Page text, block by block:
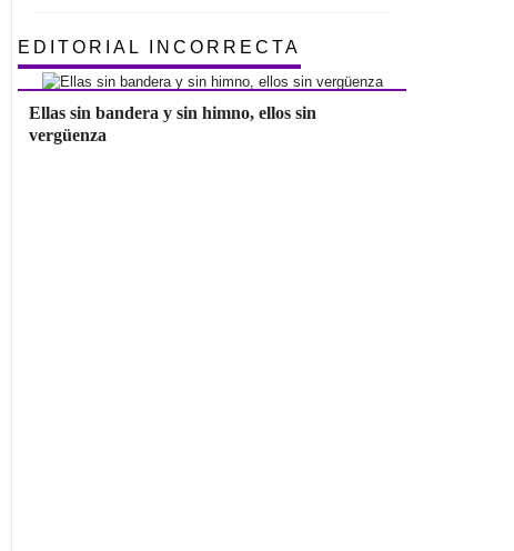
EDITORIAL INCORRECTA
Ellas sin bandera y sin himno, ellos sin
vergüenza